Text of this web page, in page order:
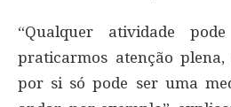
“Qualquer atividade
praticarmos atenção
por si só pode ser uma